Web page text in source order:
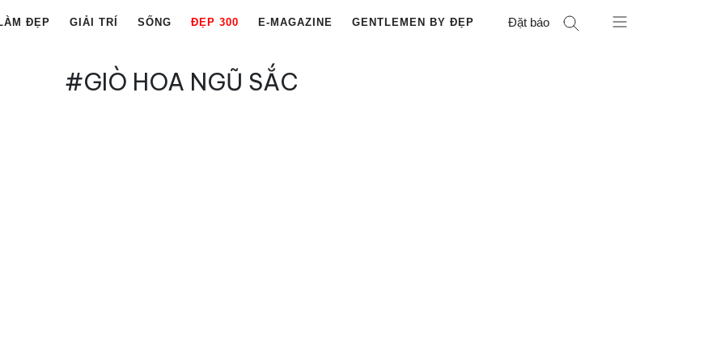
ĐẸP GIẢI TRÍ SỐNG ĐẸP 300 E-MAGAZINE GENTLEMEN BY ĐẸP Đặt báo
#GIÒ HOA NGŨ SẮC